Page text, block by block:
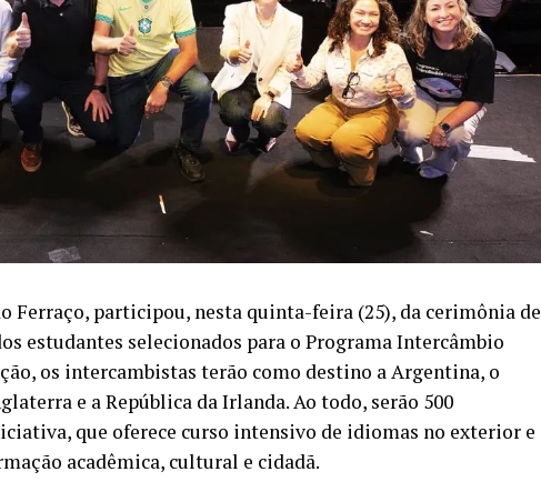
Ferraço, participou, nesta quinta-feira (25), da cerimônia de
estudantes selecionados para o Programa Intercâmbio
os intercambistas terão como destino a Argentina, o
e a República da Irlanda. Ao todo, serão 500
que oferece curso intensivo de idiomas no exterior e
acadêmica, cultural e cidadã.